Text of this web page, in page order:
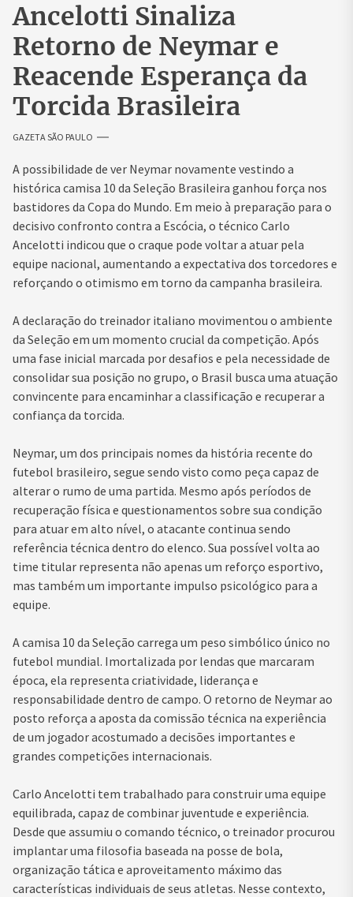
Ancelotti Sinaliza
Retorno de Neymar e
Reacende Esperança da
Torcida Brasileira
GAZETA SÃO PAULO
A possibilidade de ver Neymar novamente vestindo a
histórica camisa 10 da Seleção Brasileira ganhou força nos
bastidores da Copa do Mundo. Em meio à preparação para o
decisivo confronto contra a Escócia, o técnico Carlo
Ancelotti indicou que o craque pode voltar a atuar pela
equipe nacional, aumentando a expectativa dos torcedores e
reforçando o otimismo em torno da campanha brasileira.
A declaração do treinador italiano movimentou o ambiente
da Seleção em um momento crucial da competição. Após
uma fase inicial marcada por desafios e pela necessidade de
consolidar sua posição no grupo, o Brasil busca uma atuação
convincente para encaminhar a classificação e recuperar a
confiança da torcida.
Neymar, um dos principais nomes da história recente do
futebol brasileiro, segue sendo visto como peça capaz de
alterar o rumo de uma partida. Mesmo após períodos de
recuperação física e questionamentos sobre sua condição
para atuar em alto nível, o atacante continua sendo
referência técnica dentro do elenco. Sua possível volta ao
time titular representa não apenas um reforço esportivo,
mas também um importante impulso psicológico para a
equipe.
A camisa 10 da Seleção carrega um peso simbólico único no
futebol mundial. Imortalizada por lendas que marcaram
época, ela representa criatividade, liderança e
responsabilidade dentro de campo. O retorno de Neymar ao
posto reforça a aposta da comissão técnica na experiência
de um jogador acostumado a decisões importantes e
grandes competições internacionais.
Carlo Ancelotti tem trabalhado para construir uma equipe
equilibrada, capaz de combinar juventude e experiência.
Desde que assumiu o comando técnico, o treinador procurou
implantar uma filosofia baseada na posse de bola,
organização tática e aproveitamento máximo das
características individuais de seus atletas. Nesse contexto,